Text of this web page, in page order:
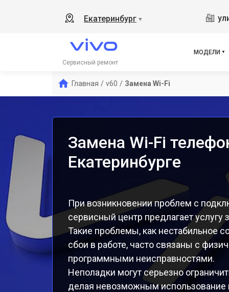
Екатеринбург ▼
Сервисный ремонт
МОДЕЛИV23e
Y12
Главная / v60 / Замена Wi-Fi
Замена Wi-Fi
Екатеринбурге
При возникновении проблем с
сервисный центр предлагает
Такие проблемы, как нестабильное
сбои в работе, часто связаны с
программными неисправностями.
Неполадки могут серьезно
делая невозможным использование